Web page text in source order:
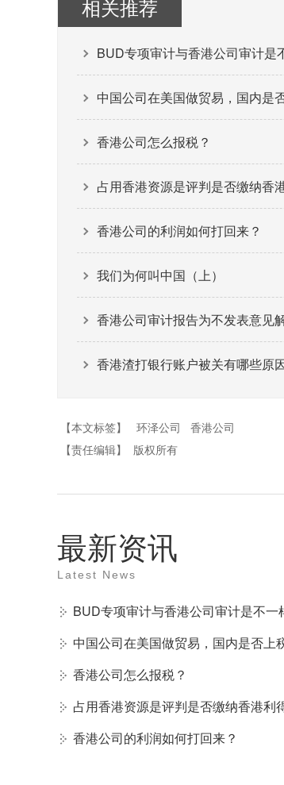
相关推荐
BUD专项审计与香港公司审计是
中国公司在美国做贸易，国内是
香港公司怎么报税？
占用香港资源是评判是否缴纳香
香港公司的利润如何打回来？
我们为何叫中国（上）
香港公司审计报告为不发表意见
香港渣打银行账户被关有哪些原
【本文标签】 环泽公司
香港公司
【责任编辑】
版权所有
最新资讯
Latest News
BUD专项审计与香港公司审计是不一
中国公司在美国做贸易，国内是否上
香港公司怎么报税？
占用香港资源是评判是否缴纳香港利
香港公司的利润如何打回来？